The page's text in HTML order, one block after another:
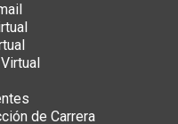
de Carrera